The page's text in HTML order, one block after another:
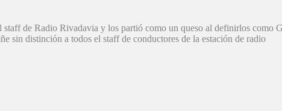
de Radio Rivadavia y los partió como un queso al definirlos como
sin distinción a todos el staff de conductores de la estación de radio